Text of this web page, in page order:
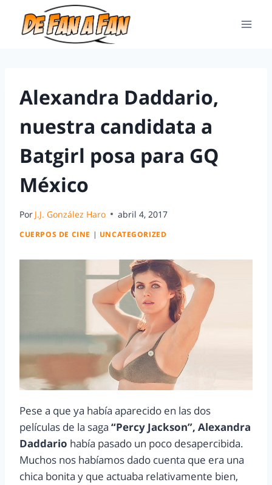
Alexandra Daddario,
nuestra candidata a
Batgirl posa para GQ
México
Por J.J. González Haro abril 4, 2017
CUERPOS DE CINE | UNCATEGORIZED
Pese a que ya había aparecido en las dos
películas de la saga “Percy Jackson”, Alexandra
Daddario había pasado un poco desapercibida.
Muchos nos habíamos dado cuenta que era una
chica bonita y que actuaba relativamente bien,